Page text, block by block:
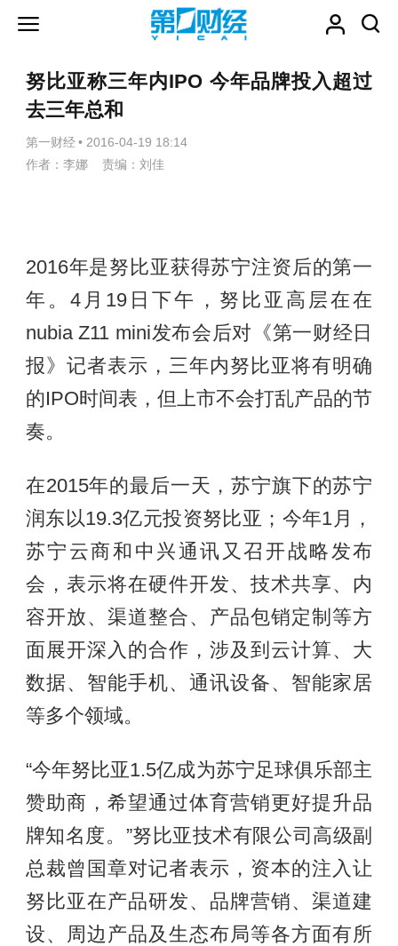
努比亚称三年内IPO 今年品牌投入超过
去三年总和
第一财经 • 2016-04-19 18:14
作者：李娜 责编：刘佳
2016年是努比亚获得苏宁注资后的第一
年。4月19日下午，努比亚高层在在
nubia Z11 mini发布会后对《第一财经日
报》记者表示，三年内努比亚将有明确
的IPO时间表，但上市不会打乱产品的节
奏。
在2015年的最后一天，苏宁旗下的苏宁
润东以19.3亿元投资努比亚；今年1月，
苏宁云商和中兴通讯又召开战略发布
会，表示将在硬件开发、技术共享、内
容开放、渠道整合、产品包销定制等方
面展开深入的合作，涉及到云计算、大
数据、智能手机、通讯设备、智能家居
等多个领域。
“今年努比亚1.5亿成为苏宁足球俱乐部主
赞助商，希望通过体育营销更好提升品
牌知名度。”努比亚技术有限公司高级副
总裁曾国章对记者表示，资本的注入让
努比亚在产品研发、品牌营销、渠道建
设、周边产品及生态布局等各方面有所